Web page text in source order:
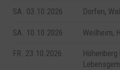
SA. 03.10.2026 Dorfen,
SA. 10.10.2026 Weilheim,
FR. 23.10.2026